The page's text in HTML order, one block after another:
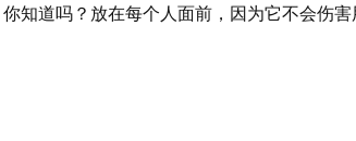
知道吗？放在每个人面前，因为它不会伤